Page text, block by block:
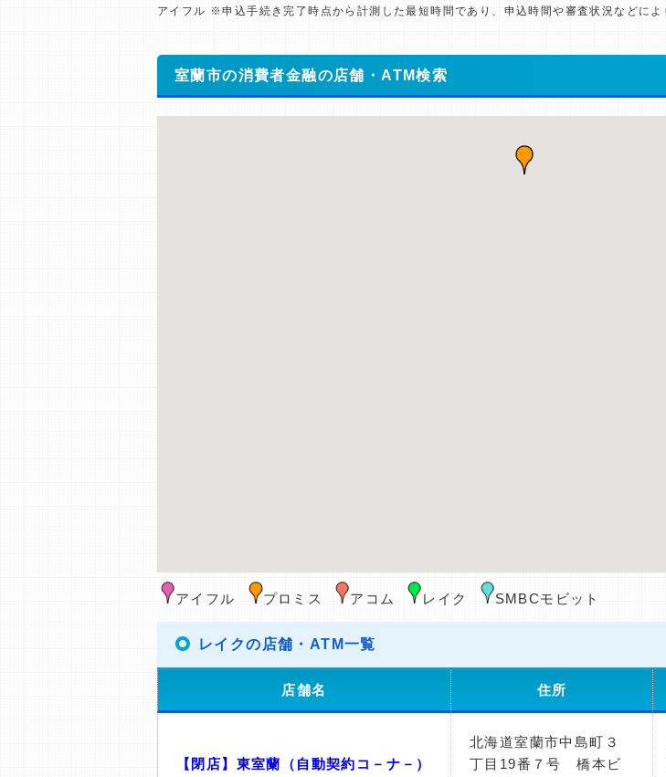
アイフル ※申込手続き完了時点から計測した最短時間であり、申込時間や審査状況などによ
室蘭市の消費者金融の店舗・ATM検索
アイフル プロミス アコム レイク SMBCモビット
レイクの店舗・ATM一覧
店舗名 住所
【閉店】東室蘭（自動契約コ－ナ－）
北海道室蘭市中島町３
丁目19番７号 橋本ビ